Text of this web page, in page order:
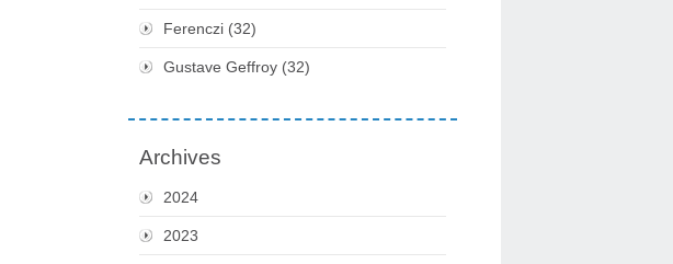
Ferenczi (32)
Gustave Geffroy (32)
Archives
2024
2023